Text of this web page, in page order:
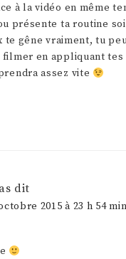
à la vidéo en même
présente ta routine
te gêne vraiment, tu
en appliquant tes
assez vite
dit
2015 à 23 h 54 min